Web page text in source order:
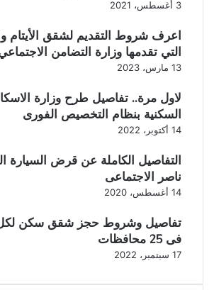
3 أغسطس، 2021
اعرف شروط التقديم لشقق الأيتام
التي تقدمها وزارة التضامن
13 مارس، 2023
لاول مرة.. تفاصيل طرح وزارة
السكنية بنظام التخصيص الفورى
14 أكتوبر، 2022
التفاصيل الكاملة عن قرض السيارة
ناصر الاجتماعى
14 أغسطس، 2020
تفاصيل وشروط حجز شقق سكن لكل
فى 25 محافظات
17 سبتمبر، 2022